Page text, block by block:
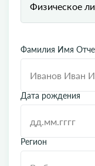
Физическое
Фамилия Имя
Дата рождения
Регион